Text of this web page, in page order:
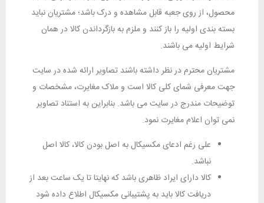
محصول، از روی جعبه قابل مشاهده و درک باشد؛ مشتریان نباید
بسته بندی اولیه را باز کنند و ملزم به بازگرداندن کالا در همان
شرایط اولیه می باشند.
مشتریان محترم در نظر داشته باشند تصاویر ارائه شده در سایت
جهت معرفی شمای کلی کالا است و ملاک مغایرت، مشخصات و
توضیحات مندرج در سایت می باشد. بنابراین به استناد تصاویر
نمی توان اعلام مغایرت نمود.
علی رغم ادعای مکسیکال به اصل بودن کالا، کالا اصل
نباشد.
کالا دارای ایراد ظاهری باشد که نهایتا تا یک ساعت بعد از
دریافت کالا باید به پشتیبانی مکسیکال اطلاع داده شود